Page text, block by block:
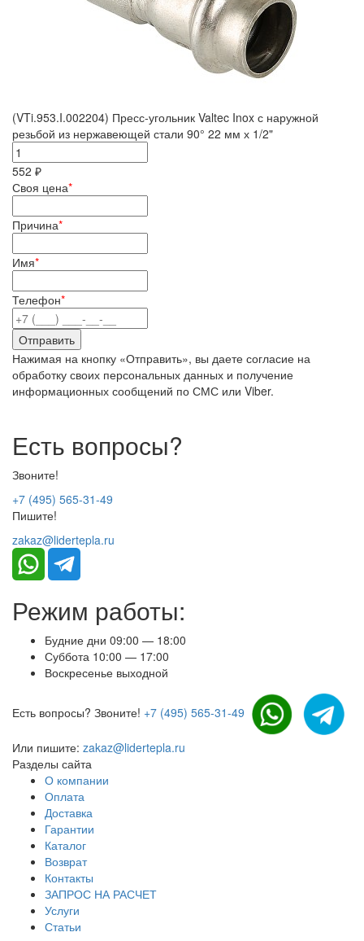
(VTi.953.I.002204) Пресс-угольник Valtec Inox с наружной
резьбой из нержавеющей стали 90° 22 мм х 1/2"
552 ₽
Своя цена*
Причина*
Имя*
Телефон*
Нажимая на кнопку «Отправить», вы даете согласие на
обработку своих персональных данных и получение
информационных сообщений по СМС или Viber.
Есть вопросы?
Звоните!
+7 (495) 565-31-49
Пишите!
zakaz@lidertepla.ru
Режим работы:
Будние дни 09:00 — 18:00
Суббота 10:00 — 17:00
Воскресенье выходной
Есть вопросы? Звоните! +7 (495) 565-31-49
Или пишите: zakaz@lidertepla.ru
Разделы сайта
О компании
Оплата
Доставка
Гарантии
Каталог
Возврат
Контакты
ЗАПРОС НА РАСЧЕТ
Услуги
Статьи